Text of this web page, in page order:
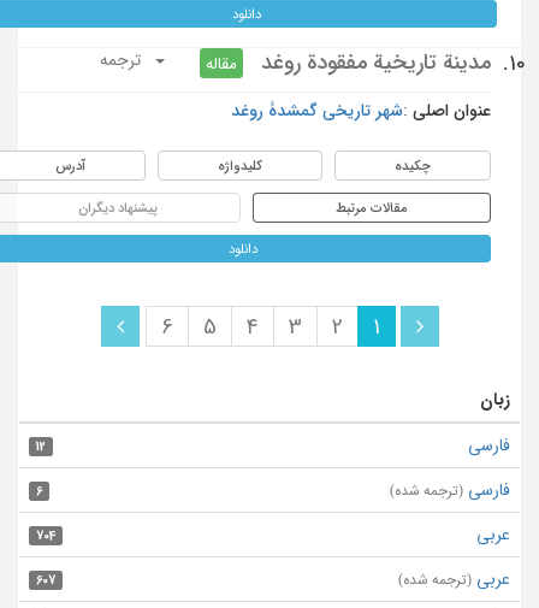
دانلود
10. مدينة تاريخية مفقودة روغد مقاله ترجمه
عنوان اصلی : شهر تاریخی گمشدۀ روغد
چکیده کلیدواژه آدرس
مقالات مرتبط پیشنهاد دیگران
دانلود
1
2
3
4
5
6
زبان
فارسی 12
فارسی (ترجمه شده) 6
عربی 704
عربی (ترجمه شده) 607